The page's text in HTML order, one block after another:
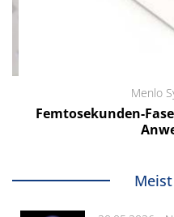
Menlo
Femtosekunden-